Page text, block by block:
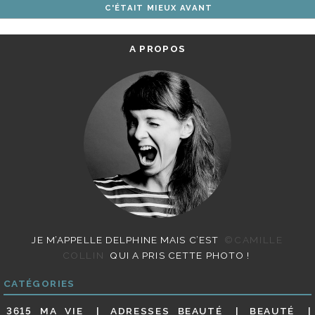
ARTICLES
C'ÉTAIT MIEUX AVANT
A PROPOS
JE M’APPELLE DELPHINE MAIS C’EST
©CAMILLE
COLLIN
QUI A PRIS CETTE PHOTO !
CATÉGORIES
3615 MA VIE ADRESSES BEAUTÉ BEAUTÉ